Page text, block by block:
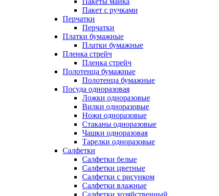
Пакет с ручками
Перчатки
Перчатки
Платки бумажные
Платки бумажные
Пленка стрейч
Пленка стрейч
Полотенца бумажные
Полотенца бумажные
Посуда одноразовая
Ложки одноразовые
Вилки одноразовые
Ножи одноразовые
Стаканы одноразовые
Чашки одноразовая
Тарелки одноразовые
Салфетки
Салфетки белые
Салфетки цветные
Салфетки с рисунком
Салфетки влажные
Салфетки хозяйственный